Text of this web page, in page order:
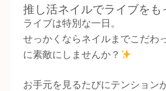
推し活ネイルでライブをも
ライブは特別な一日。
せっかくならネイルまでこだわ
に素敵にしませんか？
お手元を見るたびにテンション